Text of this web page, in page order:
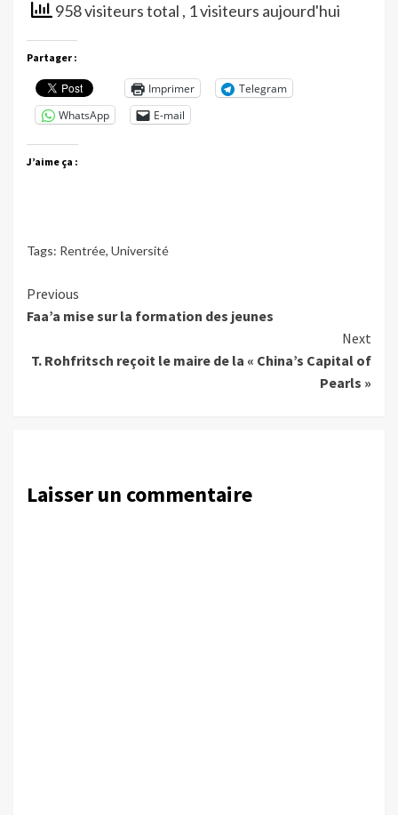
958 visiteurs total , 1 visiteurs aujourd'hui
Partager :
Imprimer
Telegram
WhatsApp
E-mail
J’aime ça :
Tags: Rentrée, Université
Continue
Reading
Previous
Faa’a mise sur la formation des jeunes
Next
T. Rohfritsch reçoit le maire de la « China’s Capital of
Pearls »
Laisser un commentaire